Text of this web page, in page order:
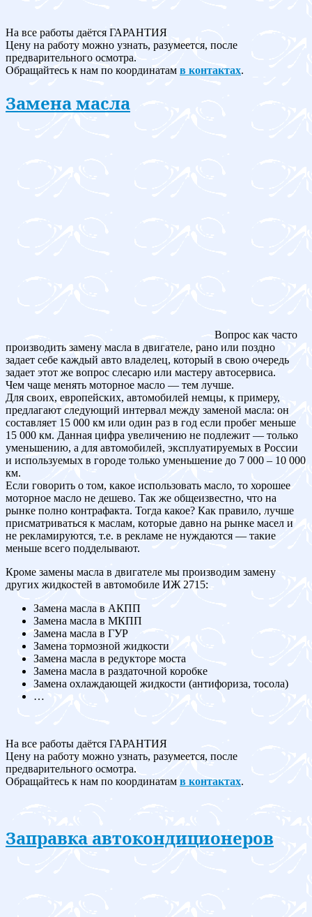
На все работы даётся ГАРАНТИЯ
Цену на работу можно узнать, разумеется, после
предварительного осмотра.
Обращайтесь к нам по координатам в контактах.
Замена масла
Вопрос как часто
производить замену масла в двигателе, рано или поздно
задает себе каждый авто владелец, который в свою очередь
задает этот же вопрос слесарю или мастеру автосервиса.
Чем чаще менять моторное масло — тем лучше.
Для своих, европейских, автомобилей немцы, к примеру,
предлагают следующий интервал между заменой масла: он
составляет 15 000 км или один раз в год если пробег меньше
15 000 км. Данная цифра увеличению не подлежит — только
уменьшению, а для автомобилей, эксплуатируемых в России
и используемых в городе только уменьшение до 7 000 – 10 000
км.
Если говорить о том, какое использовать масло, то хорошее
моторное масло не дешево. Так же общеизвестно, что на
рынке полно контрафакта. Тогда какое? Как правило, лучше
присматриваться к маслам, которые давно на рынке масел и
не рекламируются, т.е. в рекламе не нуждаются — такие
меньше всего подделывают.
Кроме замены масла в двигателе мы производим замену
других жидкостей в автомобиле ИЖ 2715:
Замена масла в АКПП
Замена масла в МКПП
Замена масла в ГУР
Замена тормозной жидкости
Замена масла в редукторе моста
Замена масла в раздаточной коробке
Замена охлаждающей жидкости (антифориза, тосола)
…
На все работы даётся ГАРАНТИЯ
Цену на работу можно узнать, разумеется, после
предварительного осмотра.
Обращайтесь к нам по координатам в контактах.
Заправка автокондиционеров